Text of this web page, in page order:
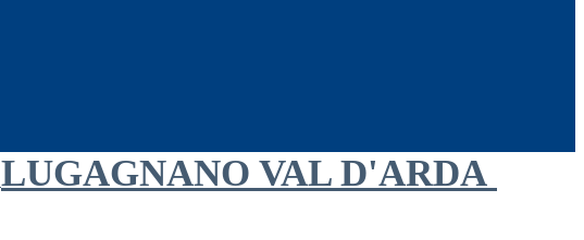
LUGAGNANO VAL D'ARDA